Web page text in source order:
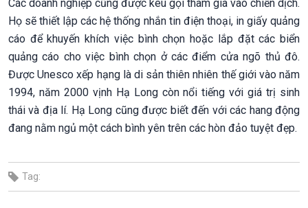
Các doanh nghiệp cũng được kêu gọi tham gia vào chiến dịch.
Họ sẽ thiết lập các hệ thống nhắn tin điện thoại, in giấy quảng
cáo để khuyến khích việc bình chọn hoặc lắp đặt các biển
quảng cáo cho việc bình chọn ở các điểm cửa ngõ thủ đô.
Được Unesco xếp hạng là di sản thiên nhiên thế giới vào năm
1994, năm 2000 vịnh Hạ Long còn nổi tiếng với giá trị sinh
thái và địa lí. Hạ Long cũng được biết đến với các hang động
đang nằm ngủ một cách bình yên trên các hòn đảo tuyệt đẹp.
Tag: